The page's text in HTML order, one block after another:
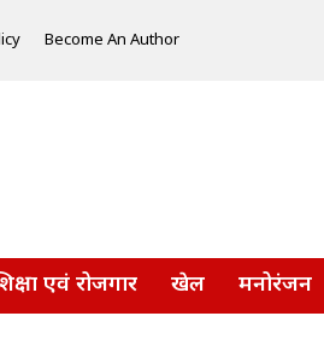
Become An Author
एवं रोजगार खेल मनोरंजन